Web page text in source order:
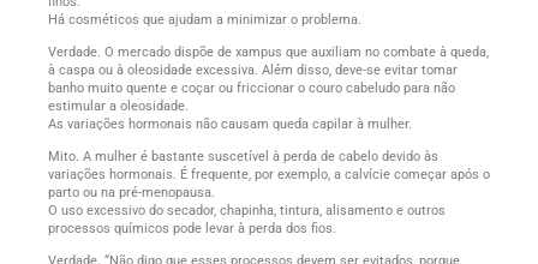
Há cosméticos que ajudam a minimizar o problema.
Verdade. O mercado dispõe de xampus que auxiliam no combate à queda,
à caspa ou à oleosidade excessiva. Além disso, deve-se evitar tomar
banho muito quente e coçar ou friccionar o couro cabeludo para não
estimular a oleosidade.
As variações hormonais não causam queda capilar à mulher.
Mito. A mulher é bastante suscetível à perda de cabelo devido às
variações hormonais. É frequente, por exemplo, a calvície começar após o
parto ou na pré-menopausa.
O uso excessivo do secador, chapinha, tintura, alisamento e outros
processos químicos pode levar à perda dos fios.